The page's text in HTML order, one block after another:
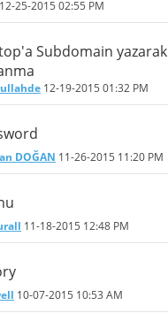
12-25-2015 02:55 PM
Subdomain yazarak
12-19-2015 01:32 PM
DOĞAN 11-26-2015 11:20 PM
11-18-2015 12:48 PM
10-07-2015 10:53 AM